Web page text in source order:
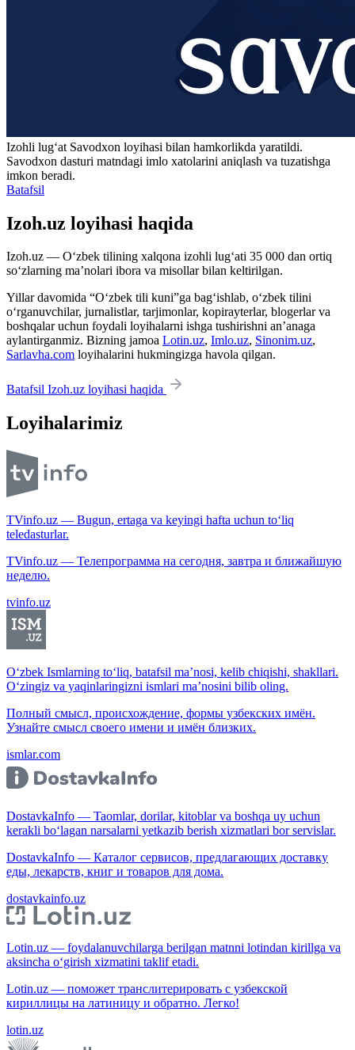
Izohli lugʻat Savodxon loyihasi bilan hamkorlikda yaratildi.
Savodxon dasturi matndagi imlo xatolarini aniqlash va tuzatishga
imkon beradi.
Batafsil
Izoh.uz loyihasi haqida
Izoh.uz — O‘zbek tilining xalqona izohli lug‘ati 35 000 dan ortiq
so‘zlarning ma’nolari ibora va misollar bilan keltirilgan.
Yillar davomida “O‘zbek tili kuni”ga bag‘ishlab, o‘zbek tilini
o‘rganuvchilar, jurnalistlar, tarjimonlar, kopirayterlar, blogerlar va
boshqalar uchun foydali loyihalarni ishga tushirishni an’anaga
aylantirganmiz. Bizning jamoa Lotin.uz, Imlo.uz, Sinonim.uz,
Sarlavha.com loyihalarini hukmingizga havola qilgan.
Batafsil Izoh.uz loyihasi haqida
Loyihalarimiz
TVinfo.uz — Bugun, ertaga va keyingi hafta uchun to‘liq
teledasturlar.
TVinfo.uz — Телепрограмма на сегодня, завтра и ближайшую
неделю.
tvinfo.uz
O‘zbek Ismlarning to‘liq, batafsil ma’nosi, kelib chiqishi, shakllari.
O‘zingiz va yaqinlaringizni ismlari ma’nosini bilib oling.
Полный смысл, происхождение, формы узбекских имён.
Узнайте смысл своего имени и имён близких.
ismlar.com
DostavkaInfo — Taomlar, dorilar, kitoblar va boshqa uy uchun
kerakli bo‘lagan narsalarni yetkazib berish xizmatlari bor servislar.
DostavkaInfo — Каталог сервисов, предлагающих доставку
еды, лекарств, книг и товаров для дома.
dostavkainfo.uz
Lotin.uz — foydalanuvchilarga berilgan matnni lotindan kirillga va
aksincha o‘girish xizmatini taklif etadi.
Lotin.uz — поможет транслитерировать с узбекской
кириллицы на латиницу и обратно. Легко!
lotin.uz